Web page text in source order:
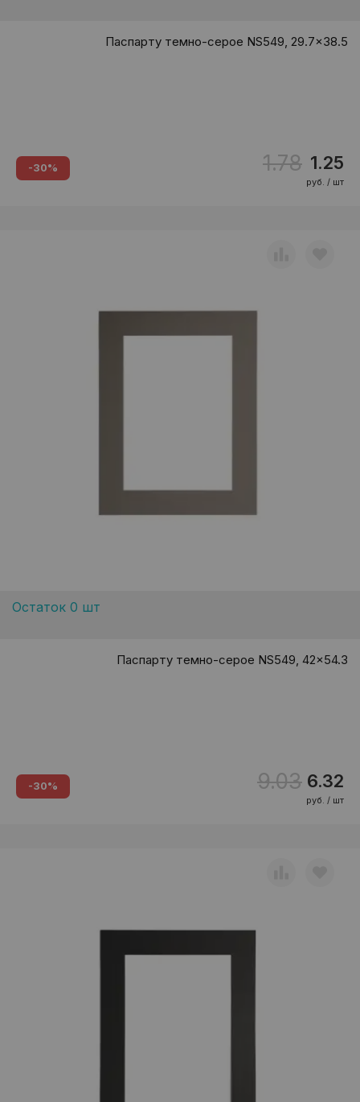
Паспарту темно-серое NS549, 29.7x38.5
-30% 1.78 1.25
руб. / шт
Остаток 0 шт
Паспарту темно-серое NS549, 42x54.3
-30% 9.03 6.32
руб. / шт